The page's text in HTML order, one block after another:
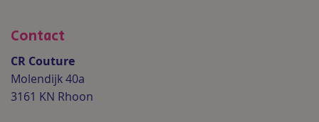
Contact
CR Couture
Molendijk 40a
3161 KN Rhoon